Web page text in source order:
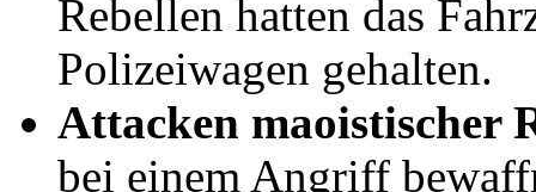
Rebellen hatten das
Polizeiwagen gehalten.
Attacken maoistischer
bei einem Angriff